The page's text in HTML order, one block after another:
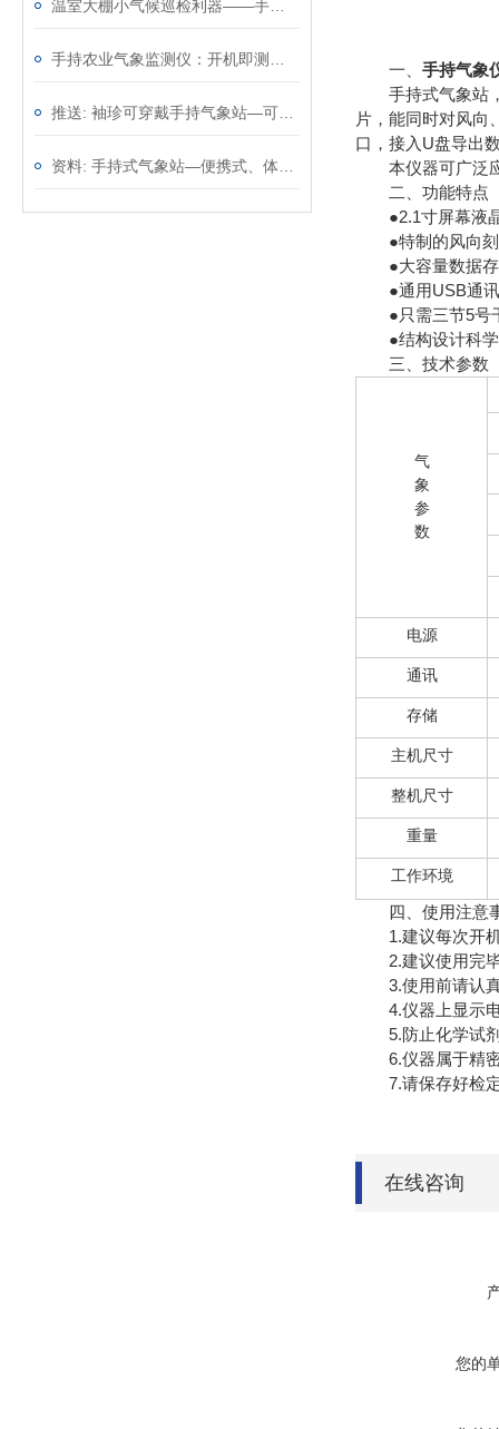
一、 手持气象
手持式气象站，
片，能同时对风向
口，接入U盘导出
本仪器可广泛应
二、功能特点
●2.1寸屏幕液晶
●特制的风向刻
●大容量数据存
●通用USB通讯
●只需三节5号干
●结构设计科学
三、技术参数
气
象
参
数
电源
通讯
存储
主机尺寸
整机尺寸
重量
工作环境
四、使用注意
1.建议每次开机
2.建议使用完毕
3.使用前请认真
4.仪器上显示电
5.防止化学试剂
6.仪器属于精密
7.请保存好检定
在线咨询
您的